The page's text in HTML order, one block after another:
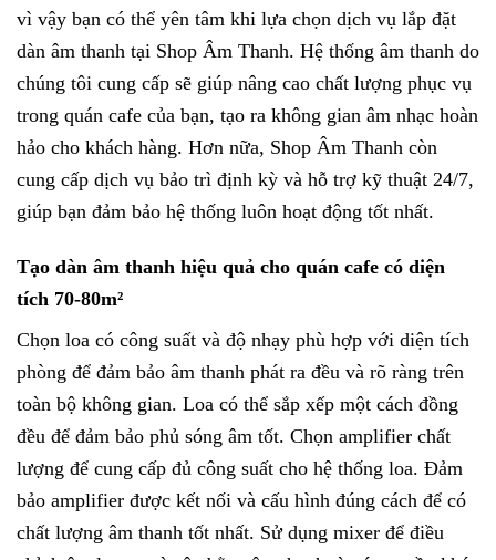
vì vậy bạn có thể yên tâm khi lựa chọn dịch vụ lắp đặt
dàn âm thanh tại Shop Âm Thanh. Hệ thống âm thanh do
chúng tôi cung cấp sẽ giúp nâng cao chất lượng phục vụ
trong quán cafe của bạn, tạo ra không gian âm nhạc hoàn
hảo cho khách hàng. Hơn nữa, Shop Âm Thanh còn
cung cấp dịch vụ bảo trì định kỳ và hỗ trợ kỹ thuật 24/7,
giúp bạn đảm bảo hệ thống luôn hoạt động tốt nhất.
Tạo dàn âm thanh hiệu quả cho quán cafe có diện
tích 70-80m²
Chọn loa có công suất và độ nhạy phù hợp với diện tích
phòng để đảm bảo âm thanh phát ra đều và rõ ràng trên
toàn bộ không gian. Loa có thể sắp xếp một cách đồng
đều để đảm bảo phủ sóng âm tốt. Chọn amplifier chất
lượng để cung cấp đủ công suất cho hệ thống loa. Đảm
bảo amplifier được kết nối và cấu hình đúng cách để có
chất lượng âm thanh tốt nhất. Sử dụng mixer để điều